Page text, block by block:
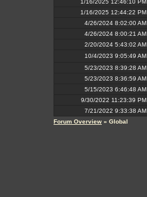
1/16/2025 12:46:10 PM
1/16/2025 12:44:22 PM
4/26/2024 8:02:00 AM
4/26/2024 8:00:21 AM
2/20/2024 5:43:02 AM
10/4/2023 9:05:49 AM
5/23/2023 8:39:28 AM
5/23/2023 8:36:59 AM
5/15/2023 6:46:48 AM
9/30/2022 11:23:39 PM
7/21/2022 9:33:38 AM
Forum Overview » Global